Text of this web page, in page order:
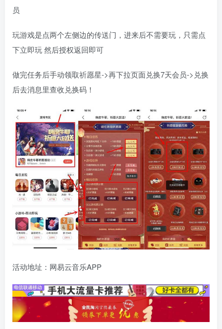
员
玩游戏是点两个左侧边的传送门，进来后不需要玩，只需点
下立即玩 然后授权返回即可
做完任务后手动领取祈愿星->再下拉页面兑换7天会员->兑换
后去消息里查收兑换码！
活动地址：网易云音乐APP